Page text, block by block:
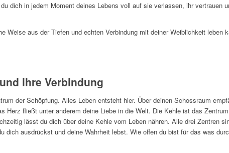
dich in jedem Moment deines Lebens voll auf sie verlassen, ihr vertrauen
Weise aus der Tiefen und echten Verbindung mit deiner Weiblichkeit leben
ihre Verbindung
der Schöpfung. Alles Leben entsteht hier. Über deinen Schossraum
Herz fließt unter anderem deine Liebe in die Welt. Die Kehle ist das
lässt du dich über deine Kehle vom Leben nähren. Alle drei Zentren
dich ausdrückst und deine Wahrheit lebst. Wie offen du bist für das was